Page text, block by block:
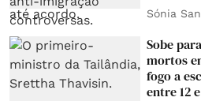
Sónia
Sobe
mortos
fogo a
entre 12